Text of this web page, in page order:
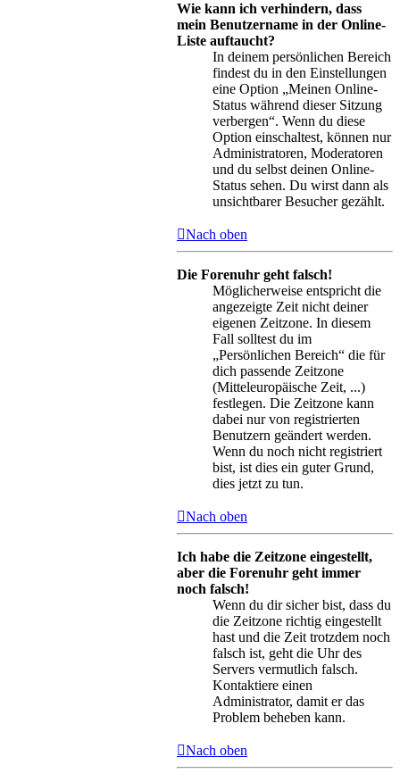
Wie kann ich verhindern, dass
mein Benutzername in der Online-
Liste auftaucht?
In deinem persönlichen Bereich
findest du in den Einstellungen
eine Option „Meinen Online-
Status während dieser Sitzung
verbergen“. Wenn du diese
Option einschaltest, können nur
Administratoren, Moderatoren
und du selbst deinen Online-
Status sehen. Du wirst dann als
unsichtbarer Besucher gezählt.
Nach oben
Die Forenuhr geht falsch!
Möglicherweise entspricht die
angezeigte Zeit nicht deiner
eigenen Zeitzone. In diesem
Fall solltest du im
„Persönlichen Bereich“ die für
dich passende Zeitzone
(Mitteleuropäische Zeit, ...)
festlegen. Die Zeitzone kann
dabei nur von registrierten
Benutzern geändert werden.
Wenn du noch nicht registriert
bist, ist dies ein guter Grund,
dies jetzt zu tun.
Nach oben
Ich habe die Zeitzone eingestellt,
aber die Forenuhr geht immer
noch falsch!
Wenn du dir sicher bist, dass du
die Zeitzone richtig eingestellt
hast und die Zeit trotzdem noch
falsch ist, geht die Uhr des
Servers vermutlich falsch.
Kontaktiere einen
Administrator, damit er das
Problem beheben kann.
Nach oben